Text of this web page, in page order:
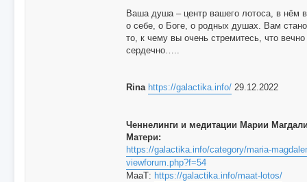
Ваша душа – центр вашего лотоса, в нём
о себе, о Боге, о родных душах. Вам
то, к чему вы очень стремитесь, что
сердечно…..
Rina https://galactika.info/ 29.12.2022
Ченнелинги и медитации Марии
Матери:
https://galactika.info/category/maria-
viewforum.php?f=54
МааТ: https://galactika.info/maat-lotos/